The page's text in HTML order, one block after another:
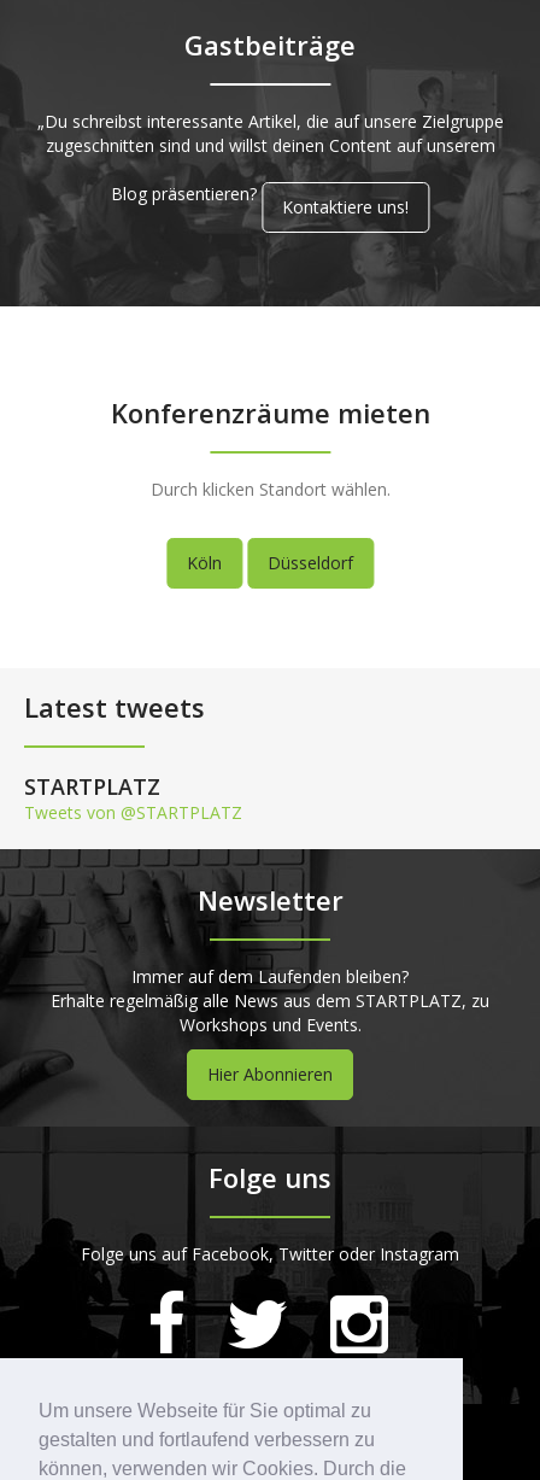
Um unsere Webseite für Sie optimal zu
gestalten und fortlaufend verbessern zu
können, verwenden wir Cookies. Durch die
Gastbeiträge
„Du schreibst interessante Artikel, die auf unsere Zielgruppe
zugeschnitten sind und willst deinen Content auf unserem
Blog präsentieren?
Kontaktiere uns!
Konferenzräume mieten
Durch klicken Standort wählen.
Köln Düsseldorf
Latest tweets
STARTPLATZ
Tweets von @STARTPLATZ
Newsletter
Immer auf dem Laufenden bleiben?
Erhalte regelmäßig alle News aus dem STARTPLATZ, zu
Workshops und Events.
Hier Abonnieren
Folge uns
Folge uns auf Facebook, Twitter oder Instagram
STARTPLATZ
420Bewertungen auf ProvenExpert.com
Kontakt